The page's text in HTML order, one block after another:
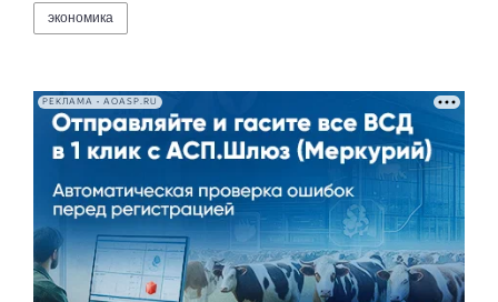
экономика
РЕКЛАМА • AOASP.RU